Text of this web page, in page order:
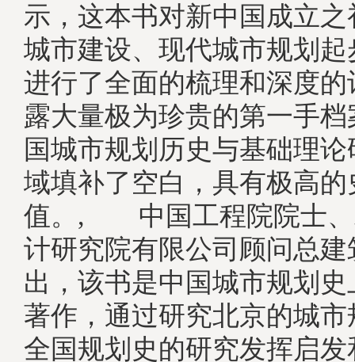
示，这本书对新中国成立
城市建设、现代城市规划
进行了全面的梳理和深度
露大量极为珍贵的第一手
国城市规划历史与基础理
域填补了空白，具有极高
值。, 中国工程院院士、
计研究院有限公司顾问总
出，该书是中国城市规划
著作，通过研究北京的城
全国规划史的研究发挥启